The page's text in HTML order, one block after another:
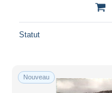
Statut
Nouveau